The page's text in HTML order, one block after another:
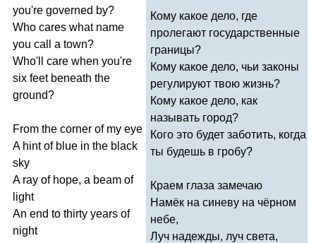
you're governed by?
Who cares what name
you call a town?
Who'll
care when you're
six feet beneath the
ground?
From the corner of my eye
A hint of blue in the black
sky
A ray of hope, a beam of
light
An end to thirty years of
night
Кому какое дело, где
пролегают государственные
границы?
Кому какое дело, чьи законы
регулируют твою жизнь?
Кому какое дело, как
называть город?
Кого это будет заботить, когда
ты будешь в гробу?
Краем глаза замечаю
Намёк на синеву на чёрном
небе,
Луч надежды, луч света,